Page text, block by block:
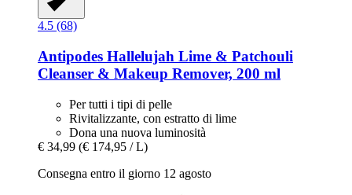
4.5 (68)
Antipodes Hallelujah Lime & Patchouli
Cleanser & Makeup Remover, 200 ml
Per tutti i tipi di pelle
Rivitalizzante, con estratto di lime
Dona una nuova luminosità
€ 34,99 (€ 174,95 / L)
Consegna entro il giorno 12 agosto